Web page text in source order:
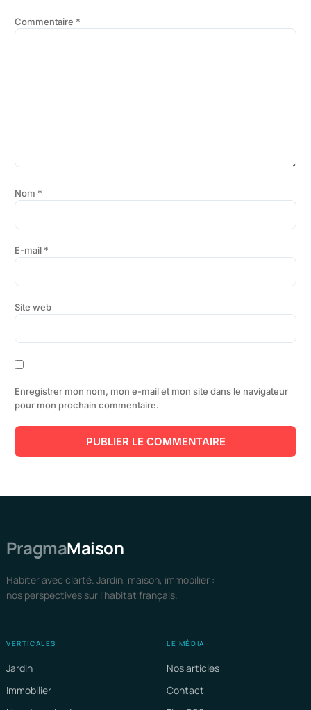
Commentaire *
Nom *
E-mail *
Site web
Enregistrer mon nom, mon e-mail et mon site dans le navigateur
pour mon prochain commentaire.
PragmaMaison
Habiter avec clarté. Jardin, maison, immobilier :
nos perspectives sur l'habitat français.
VERTICALES
Jardin
Immobilier
LE MÉDIA
Nos articles
Contact